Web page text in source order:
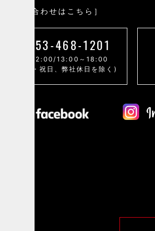
［お問い合わせはこちら］
053-468-1201
9:00～12:00/13:00～18:00
(土・日・祝日、弊社休日を除く)